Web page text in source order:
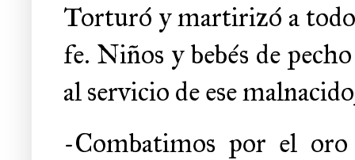
Torturó y martirizó a
fe. Niños y bebés de
al servicio de ese
-Combatimos por el